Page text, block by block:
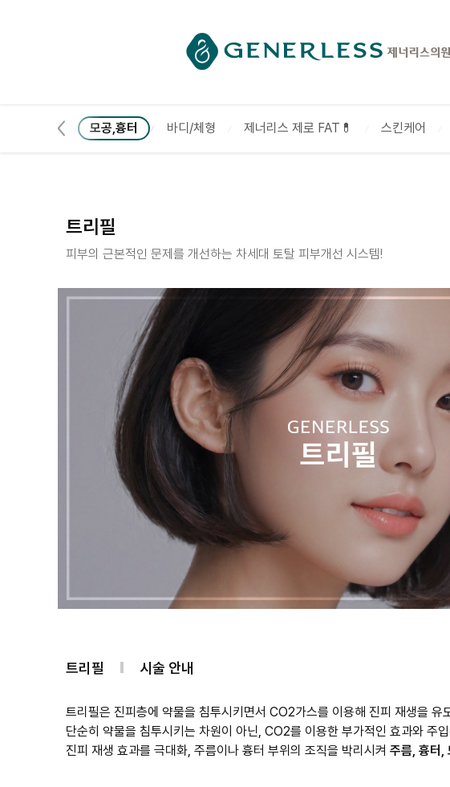
여드름 모공,흉터 바디/체형 제너리스 제로 FAT💊 스킨케어
트리필
피부의 근본적인 문제를 개선하는 차세대 토탈 피부개선 시스템!
트리필 시술 안내
트리필은 진피층에 약물을 침투시키면서 CO2가스를 이용해 진피 재생을 유
단순히 약물을 침투시키는 차원이 아닌, CO2를 이용한 부가적인 효과와 주
진피 재생 효과를 극대화, 주름이나 흉터 부위의 조직을 박리시켜 주름, 흉터,